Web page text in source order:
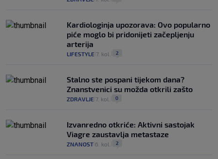
Kardiologinja upozorava: Ovo popularno
piće moglo bi pridonijeti začepljenju
arterija
LIFESTYLE 7. kol. 2
Stalno ste pospani tijekom dana?
Znanstvenici su možda otkrili zašto
ZDRAVLJE 7. kol. 0
Izvanredno otkriće: Aktivni sastojak
Viagre zaustavlja metastaze
ZNANOST 6. kol. 2